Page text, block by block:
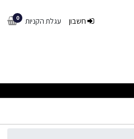
0 עגלת הקניות חשבון